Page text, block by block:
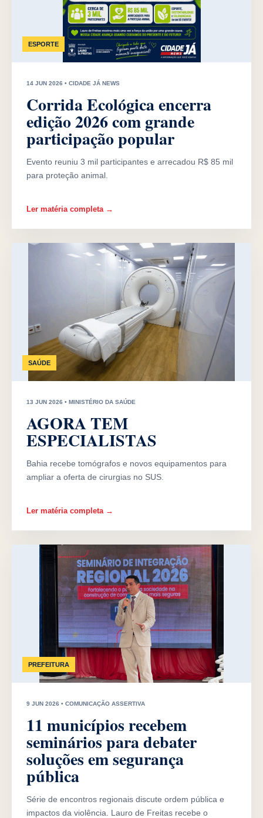
ESPORTE
14 JUN 2026 • CIDADE JÁ NEWS
Corrida Ecológica encerra
edição 2026 com grande
participação popular
Evento reuniu 3 mil participantes e arrecadou R$ 85 mil
para proteção animal.
Ler matéria completa →
SAÚDE
13 JUN 2026 • MINISTÉRIO DA SAÚDE
AGORA TEM
ESPECIALISTAS
Bahia recebe tomógrafos e novos equipamentos para
ampliar a oferta de cirurgias no SUS.
Ler matéria completa →
PREFEITURA
9 JUN 2026 • COMUNICAÇÃO ASSERTIVA
11 municípios recebem
seminários para debater
soluções em segurança
pública
Série de encontros regionais discute ordem pública e
impactos da violência. Lauro de Freitas recebe o